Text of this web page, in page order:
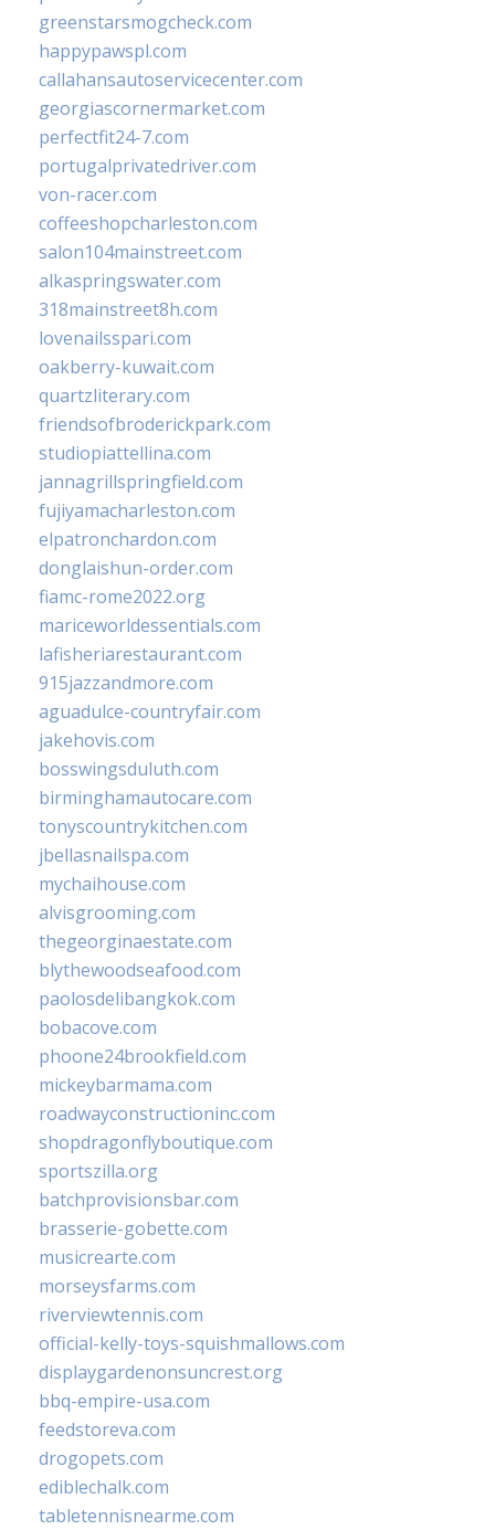
greenstarsmogcheck.com
happypawspl.com
callahansautoservicecenter.com
georgiascornermarket.com
perfectfit24-7.com
portugalprivatedriver.com
von-racer.com
coffeeshopcharleston.com
salon104mainstreet.com
alkaspringswater.com
318mainstreet8h.com
lovenailsspari.com
oakberry-kuwait.com
quartzliterary.com
friendsofbroderickpark.com
studiopiattellina.com
jannagrillspringfield.com
fujiyamacharleston.com
elpatronchardon.com
donglaishun-order.com
fiamc-rome2022.org
mariceworldessentials.com
lafisheriarestaurant.com
915jazzandmore.com
aguadulce-countryfair.com
jakehovis.com
bosswingsduluth.com
birminghamautocare.com
tonyscountrykitchen.com
jbellasnailspa.com
mychaihouse.com
alvisgrooming.com
thegeorginaestate.com
blythewoodseafood.com
paolosdelibangkok.com
bobacove.com
phoone24brookfield.com
mickeybarmama.com
roadwayconstructioninc.com
shopdragonflyboutique.com
sportszilla.org
batchprovisionsbar.com
brasserie-gobette.com
musicrearte.com
morseysfarms.com
riverviewtennis.com
official-kelly-toys-squishmallows.com
displaygardenonsuncrest.org
bbq-empire-usa.com
feedstoreva.com
drogopets.com
ediblechalk.com
tabletennisnearme.com